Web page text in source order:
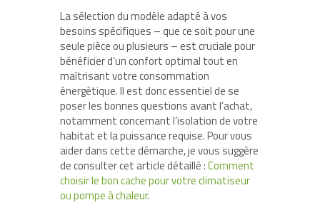
La sélection du modèle adapté à vos
besoins spécifiques – que ce soit pour une
seule pièce ou plusieurs – est cruciale pour
bénéficier d’un confort optimal tout en
maîtrisant votre consommation
énergétique. Il est donc essentiel de se
poser les bonnes questions avant l’achat,
notamment concernant l’isolation de votre
habitat et la puissance requise. Pour vous
aider dans cette démarche, je vous suggère
de consulter cet article détaillé :Comment
choisir le bon cache pour votre climatiseur
ou pompe à chaleur.